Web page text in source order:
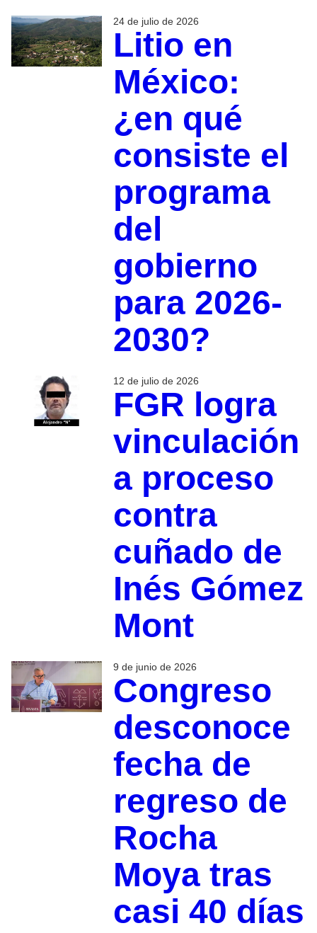
24 de julio de 2026
Litio en
México:
¿en qué
consiste el
programa
del
gobierno
para 2026-
2030?
12 de julio de 2026
FGR logra
vinculación
a proceso
contra
cuñado de
Inés Gómez
Mont
9 de junio de 2026
Congreso
desconoce
fecha de
regreso de
Rocha
Moya tras
casi 40 días